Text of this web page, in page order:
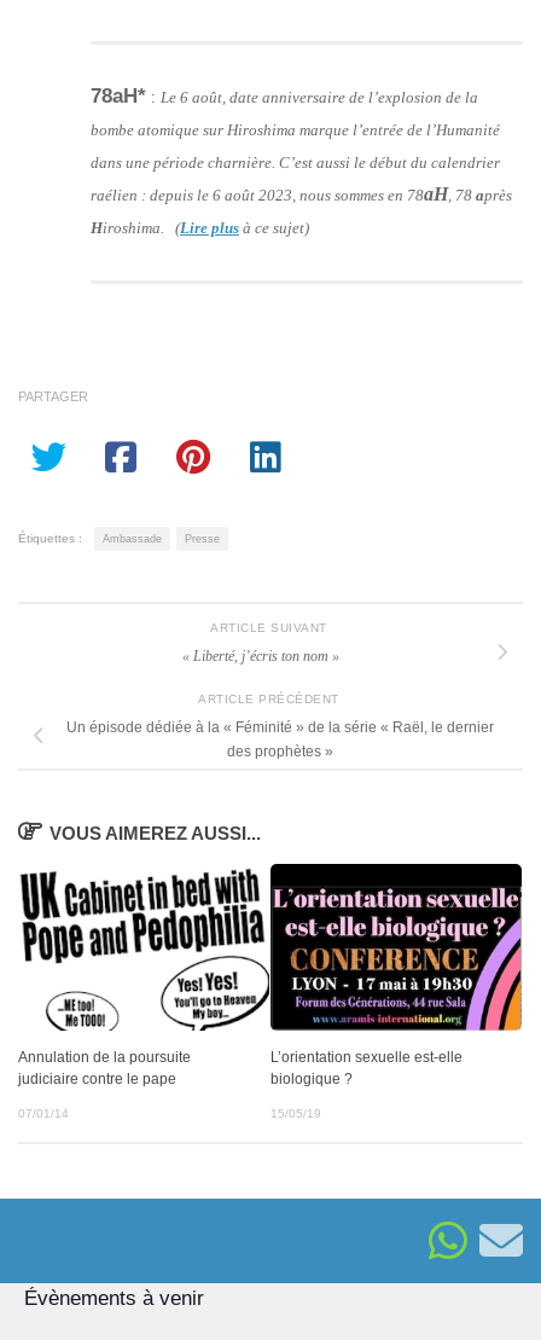
78aH* : Le 6 août, date anniversaire de l’explosion de la
bombe atomique sur Hiroshima marque l’entrée de l’Humanité
dans une période charnière. C’est aussi le début du calendrier
raélien : depuis le 6 août 2023, nous sommes en 78aH, 78 après
Hiroshima. (Lire plus à ce sujet)
PARTAGER
Étiquettes : Ambassade Presse
ARTICLE SUIVANT
« Liberté, j’écris ton nom »
ARTICLE PRÉCÉDENT
Un épisode dédiée à la « Féminité » de la série « Raël, le dernier
des prophètes »
VOUS AIMEREZ AUSSI...
Annulation de la poursuite
judiciaire contre le pape
07/01/14
L’orientation sexuelle est-elle
biologique ?
15/05/19
Évènements à venir